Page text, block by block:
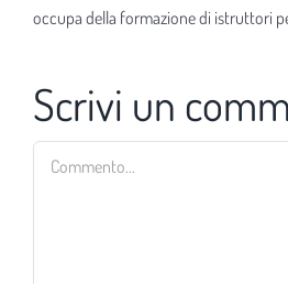
occupa della formazione di istruttori
Scrivi un
Commento